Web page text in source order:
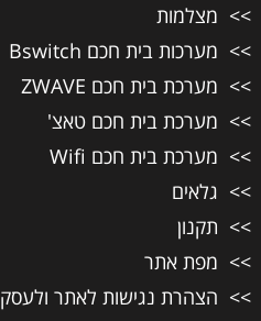
מצלמות
מערכות בית חכם Bswitch
מערכת בית חכם ZWAVE
מערכת בית חכם טאצ'
מערכת בית חכם Wifi
גלאים
תקנון
מפת אתר
הצהרת נגישות לאתר ולעסק